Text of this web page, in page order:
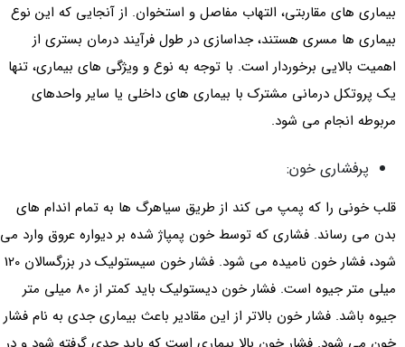
بیماری های مقاربتی، التهاب مفاصل و استخوان. از آنجایی که این نوع
بیماری ها مسری هستند، جداسازی در طول فرآیند درمان بستری از
اهمیت بالایی برخوردار است. با توجه به نوع و ویژگی های بیماری، تنها
یک پروتکل درمانی مشترک با بیماری های داخلی یا سایر واحدهای
مربوطه انجام می شود.
پرفشاری خون:
قلب خونی را که پمپ می کند از طریق سیاهرگ ها به تمام اندام های
بدن می رساند. فشاری که توسط خون پمپاژ شده بر دیواره عروق وارد می
شود، فشار خون نامیده می شود. فشار خون سیستولیک در بزرگسالان 120
میلی متر جیوه است. فشار خون دیستولیک باید کمتر از 80 میلی متر
جیوه باشد. فشار خون بالاتر از این مقادیر باعث بیماری جدی به نام فشار